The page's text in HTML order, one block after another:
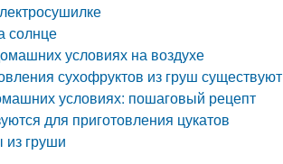
солнце
условиях на воздухе
сухофруктов из груш существуют
условиях: пошаговый рецепт
для приготовления цукатов
из груши